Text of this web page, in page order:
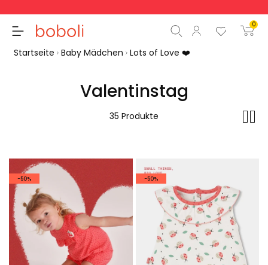
0
weiter Start der Bestellung
Startseite Baby Mädchen Lots of Love ❤️
Valentinstag
35 Produkte
-50% -50%